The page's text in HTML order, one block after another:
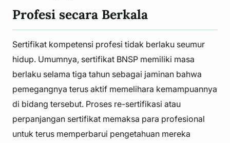
Profesi secara Berkala
Sertifikat kompetensi profesi tidak berlaku seumur
hidup. Umumnya, sertifikat BNSP memiliki masa
berlaku selama tiga tahun sebagai jaminan bahwa
pemegangnya terus aktif memelihara kemampuannya
di bidang tersebut. Proses re-sertifikasi atau
perpanjangan sertifikat memaksa para profesional
untuk terus memperbarui pengetahuan mereka